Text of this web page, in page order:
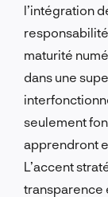
l’intégration
maturité
dans une
seulement
apprendront
L’accent
transparence